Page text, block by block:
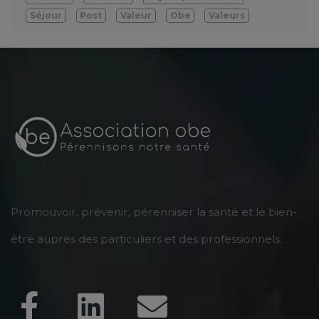
Séjour
Post Valeur Obe Valeurs
Promouvoir, prévenir, pérenniser la santé et le bien-
être auprès des particuliers et des professionnels.